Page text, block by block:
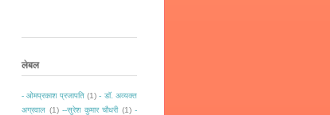
लेबल
- ओमप्रकाश प्रजापति (1) - डॉ. अव्यक्त
अग्रवाल (1) --सुरेश कुमार चौधरी (1) -